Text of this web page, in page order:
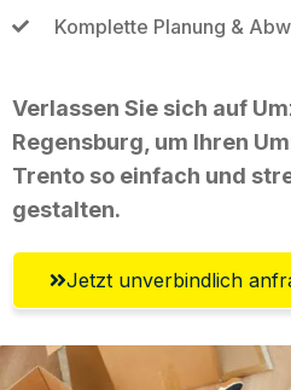
Komplette Planung &
Verlassen Sie sich auf
Regensburg, um Ihren
Trento so einfach und
gestalten.
Jetzt unverbindlich